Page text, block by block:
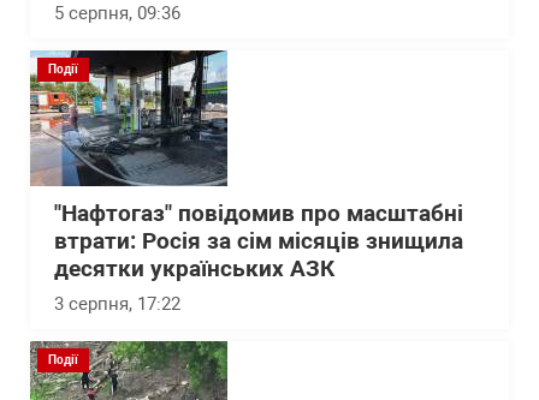
5 серпня, 09:36
Події
"Нафтогаз" повідомив про масштабні
втрати: Росія за сім місяців знищила
десятки українських АЗК
3 серпня, 17:22
Події